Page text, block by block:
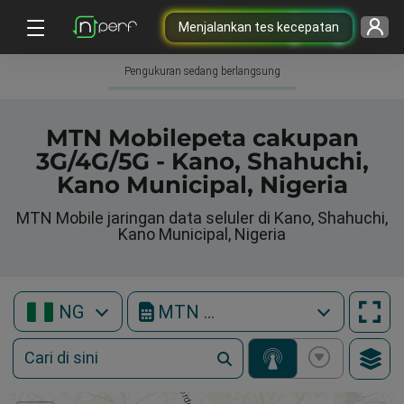
Menjalankan tes kecepatan
Pengukuran sedang berlangsung
MTN Mobilepeta cakupan
3G/4G/5G - Kano, Shahuchi,
Kano Municipal, Nigeria
MTN Mobile jaringan data seluler di Kano, Shahuchi,
Kano Municipal, Nigeria
NG MTN Mobile